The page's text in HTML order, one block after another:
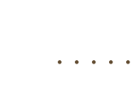
・・・・・